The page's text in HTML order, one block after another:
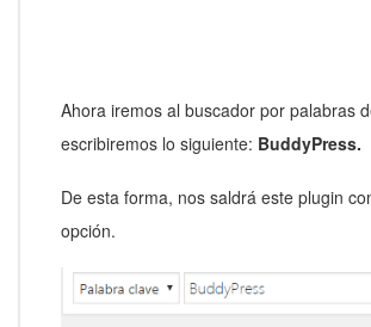
Ahora iremos al buscador por palabras
escribiremos lo siguiente: BuddyPress.
De esta forma, nos saldrá este plugin
opción.